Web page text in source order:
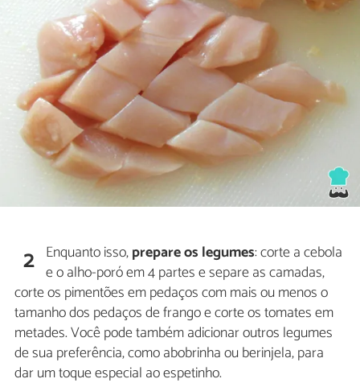
2 Enquanto isso,prepare os legumes: corte a cebola
e o alho-poró em 4 partes e separe as camadas,
corte os pimentões em pedaços com mais ou menos o
tamanho dos pedaços de frango e corte os tomates em
metades. Você pode também adicionar outros legumes
de sua preferência, como abobrinha ou berinjela, para
dar um toque especial ao espetinho.